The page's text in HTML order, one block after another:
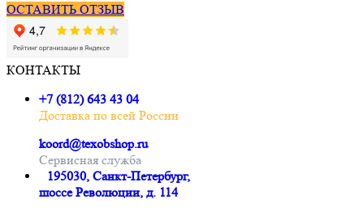
ОСТАВИТЬ ОТЗЫВ
КОНТАКТЫ
+7 (812) 643 43 04
Доставка по всей России
koord@texobshop.ru
Сервисная служба
195030, Санкт-Петербург,
шоссе Революции, д. 114